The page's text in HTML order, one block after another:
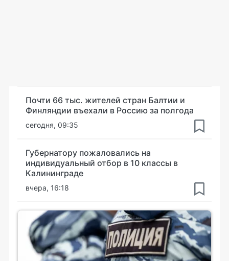
Почти 66 тыс. жителей стран Балтии и
Финляндии въехали в Россию за полгода
сегодня, 09:35
Губернатору пожаловались на
индивидуальный отбор в 10 классы в
Калининграде
вчера, 16:18